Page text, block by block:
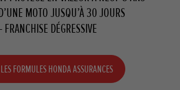
MOTO JUSQU’À 30 JOURS
- FRANCHISE DÉGRESSIVE
FORMULES HONDA ASSURANCES